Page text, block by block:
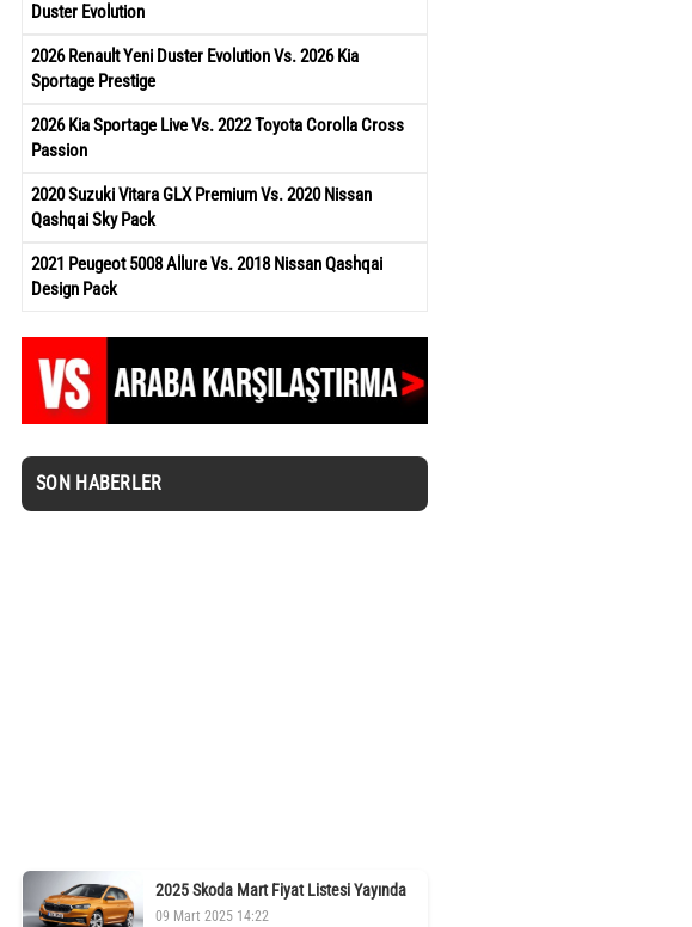
Duster Evolution
2026 Renault Yeni Duster Evolution Vs. 2026 Kia
Sportage Prestige
2026 Kia Sportage Live Vs. 2022 Toyota Corolla Cross
Passion
2020 Suzuki Vitara GLX Premium Vs. 2020 Nissan
Qashqai Sky Pack
2021 Peugeot 5008 Allure Vs. 2018 Nissan Qashqai
Design Pack
SON HABERLER
2025 Skoda Mart Fiyat Listesi Yayında
09 Mart 2025 14:22